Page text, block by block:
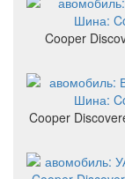
Cooper
Cooper